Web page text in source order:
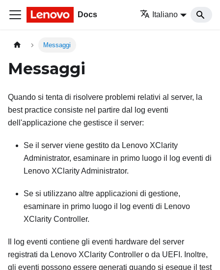
Docs Italiano
Messaggi
Messaggi
Quando si tenta di risolvere problemi relativi al server, la
best practice consiste nel partire dal log eventi
dell'applicazione che gestisce il server:
Se il server viene gestito da Lenovo XClarity
Administrator, esaminare in primo luogo il log eventi di
Lenovo XClarity Administrator.
Se si utilizzano altre applicazioni di gestione,
esaminare in primo luogo il log eventi di Lenovo
XClarity Controller.
Il log eventi contiene gli eventi hardware del server
registrati da Lenovo XClarity Controller o da UEFI. Inoltre,
gli eventi possono essere generati quando si esegue il test